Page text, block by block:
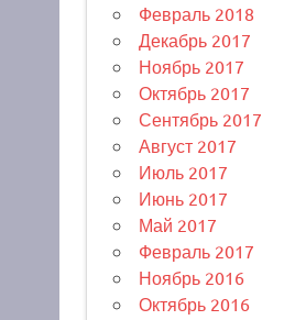
Февраль 2018
Декабрь 2017
Ноябрь 2017
Октябрь 2017
Сентябрь 2017
Август 2017
Июль 2017
Июнь 2017
Май 2017
Февраль 2017
Ноябрь 2016
Октябрь 2016